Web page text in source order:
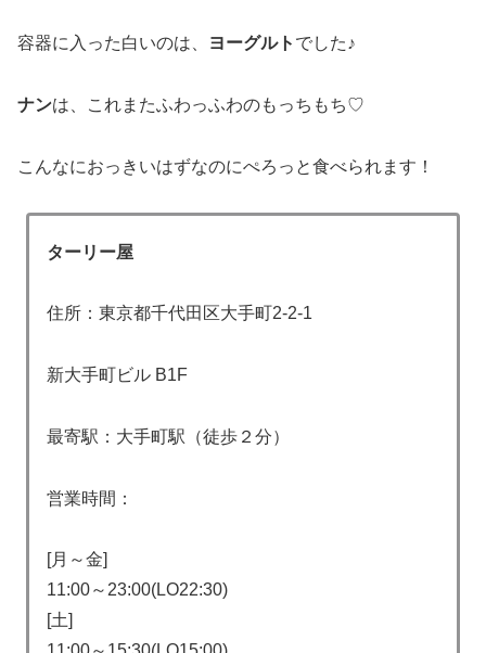
容器に入った白いのは、 ヨーグルト でした♪
ナンは、これまたふわっふわのもっちもち♡
こんなにおっきいはずなのにぺろっと食べられます！
ターリー屋
住所：東京都千代田区大手町2-2-1
新大手町ビル B1F
最寄駅：大手町駅（徒歩２分）
営業時間：
[月～金]
11:00～23:00(LO22:30)
[土]